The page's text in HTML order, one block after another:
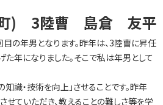
町) 3陸曹 島倉 友平
の年男となります。昨年は、3陸曹に昇任
年になりました。そこで私は年男として
識・技術を向上」させることです。昨年
せていただき、教えることの難しさ等を学